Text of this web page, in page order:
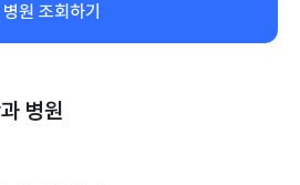
병원 조회하기
병원